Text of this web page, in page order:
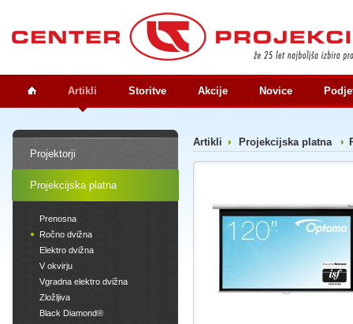
Artikli Storitve Akcije Novice
Projektorji
Projekcijska platna
Prenosna
Ročno dvižna
Elektro dvižna
V okvirju
Vgradna elektro dvižna
Zložljiva
Black Diamond®
Artikli Projekcijska platna